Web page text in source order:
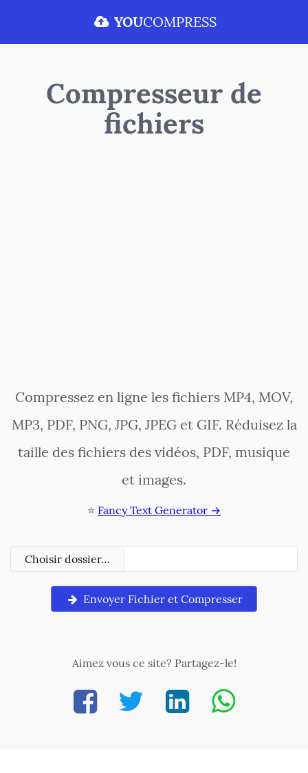
YOUCOMPRESS
Compresseur de
fichiers
Compressez en ligne les fichiers MP4, MOV,
MP3, PDF, PNG, JPG, JPEG et GIF. Réduisez la
taille des fichiers des vidéos, PDF, musique
et images.
⭐ Fancy Text Generator →
Choisir dossier…
Envoyer Fichier et Compresser
Aimez vous ce site? Partagez-le!